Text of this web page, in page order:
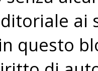
ai
questo